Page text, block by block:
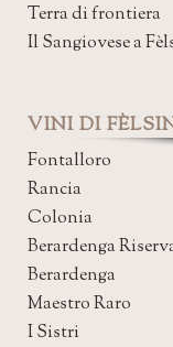
Terra di frontiera
Il Sangiovese a
VINI DI
Fontalloro
Rancia
Colonia
Berardenga
Berardenga
Maestro Raro
I Sistri